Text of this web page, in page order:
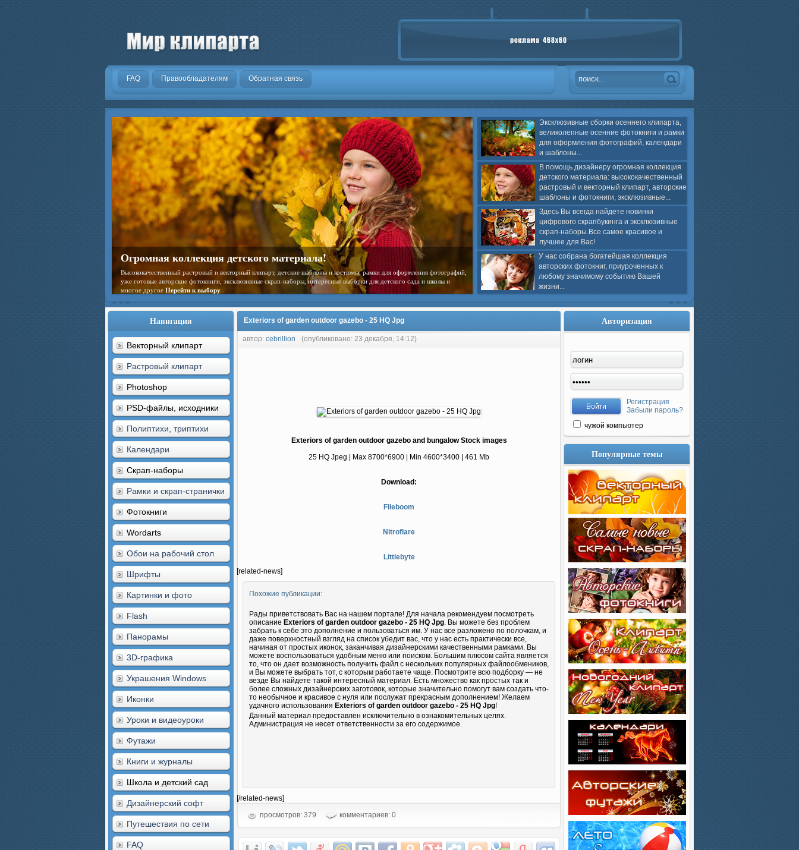
.
FAQ Правообладателям Обратная связь
Эксклюзивные сборки осеннего клипарта,
великолепные осенние фотокниги и рамки
для оформления фотографий, календари
и шаблоны...
В помощь дизайнеру огромная коллекция
детского материала: высококачественный
растровый и векторный клипарт, авторские
шаблоны и фотокниги, эксклюзивные...
Здесь Вы всегда найдете новинки
цифрового скрапбукинга и эксклюзивные
скрап-наборы.Все самое красивое и
лучшее для Вас!
У нас собрана богатейшая коллекция
авторских фотокниг, приуроченных к
любому значимому событию Вашей
жизни...
Огромная коллекция детского материала!
Высококачественный растровый и векторный клипарт, детские шаблоны и костюмы, рамки для оформления фотографий,
уже готовые авторские фотокниги, эксклюзивные скрап-наборы, интересные выборки для детского сада и школы и
многое другое Перейти к выбору
Навигация
Векторный клипарт
Растровый клипарт
Photoshop
PSD-файлы, исходники
Полиптихи, триптихи
Календари
Скрап-наборы
Рамки и скрап-странички
Фотокниги
Wordarts
Обои на рабочий стол
Шрифты
Картинки и фото
Flash
Панорамы
3D-графика
Украшения Windows
Иконки
Уроки и видеоуроки
Футажи
Книги и журналы
Школа и детский сад
Дизайнерский софт
Путешествия по сети
FAQ
Exteriors of garden outdoor gazebo - 25 HQ Jpg
автор: cebrillion (опубликовано: 23 декабря, 14:12)
Exteriors of garden outdoor gazebo and bungalow Stock images
25 HQ Jpeg | Max 8700*6900 | Min 4600*3400 | 461 Mb
Download:
Fileboom
Nitroflare
Littlebyte
[related-news]
Похожие публикации:
Рады приветствовать Вас на нашем портале! Для начала рекомендуем посмотреть
описание Exteriors of garden outdoor gazebo - 25 HQ Jpg. Вы можете без проблем
забрать к себе это дополнение и пользоваться им. У нас все разложено по полочкам, и
даже поверхностный взгляд на список убедит вас, что у нас есть практически все,
начиная от простых иконок, заканчивая дизайнерскими качественными рамками. Вы
можете воспользоваться удобным меню или поиском. Большим плюсом сайта является
то, что он дает возможность получить файл с нескольких популярных файлообмеников,
и Вы можете выбрать тот, с которым работаете чаще. Посмотрите всю подборку — не
везде Вы найдете такой интересный материал. Есть множество как простых так и
более сложных дизайнерских заготовок, которые значительно помогут вам создать что-
то необычное и красивое с нуля или послужат прекрасным дополнением! Желаем
удачного использования Exteriors of garden outdoor gazebo - 25 HQ Jpg!
Данный материал предоставлен исключительно в ознакомительных целях.
Администрация не несет ответственности за его содержимое.
[/related-news]
просмотров: 379
комментариев: 0
Авторизация
Регистрация
Забыли пароль?
чужой компьютер
Популярные темы